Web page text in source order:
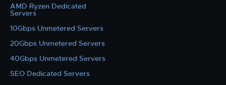
AMD Ryzen Dedicated
Servers
10Gbps Unmetered Servers
20Gbps Unmetered Servers
40Gbps Unmetered Servers
SEO Dedicated Servers